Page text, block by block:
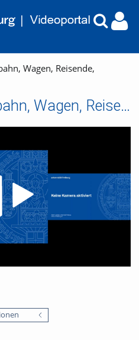
Wagen, Reisende,
7. Revolution, Ostbahn, Wagen, Reisende, Fortschritt und Bahnhöfe